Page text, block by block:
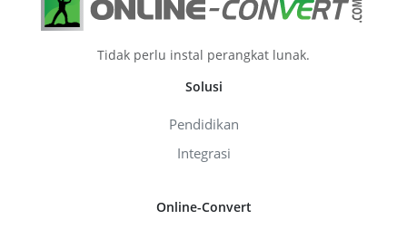
Tidak perlu instal perangkat lunak.
Solusi
Pendidikan
Integrasi
Online-Convert